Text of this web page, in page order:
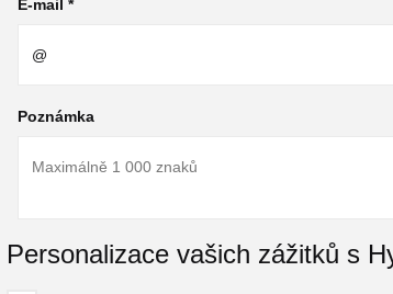
E-mail *
Poznámka
Personalizace vašich zážitků s